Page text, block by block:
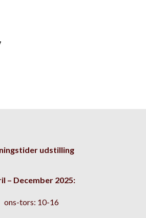
udstilling
– December 2025:
ons-tors: 10-16